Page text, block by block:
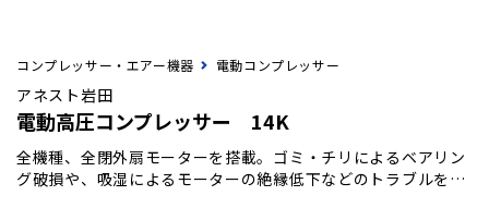
コンプレッサー・エアー機器 電動コンプレッサー
アネスト岩田
電動高圧コンプレッサー 14K
全機種、全閉外扇モーターを搭載。ゴミ・チリによるベアリン
グ破損や、吸湿によるモーターの絶縁低下などのトラブルを未